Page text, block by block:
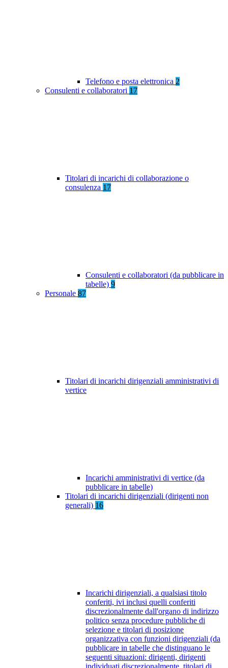
Telefono e posta elettronica 2
Consulenti e collaboratori 17
Titolari di incarichi di collaborazione o
consulenza 17
Consulenti e collaboratori (da pubblicare in
tabelle) 9
Personale 87
Titolari di incarichi dirigenziali amministrativi di
vertice
Incarichi amministrativi di vertice (da
pubblicare in tabelle)
Titolari di incarichi dirigenziali (dirigenti non
generali) 16
Incarichi dirigenziali, a qualsiasi titolo
conferiti, ivi inclusi quelli conferiti
discrezionalmente dall'organo di indirizzo
politico senza procedure pubbliche di
selezione e titolari di posizione
organizzativa con funzioni dirigenziali (da
pubblicare in tabelle che distinguano le
seguenti situazioni: dirigenti, dirigenti